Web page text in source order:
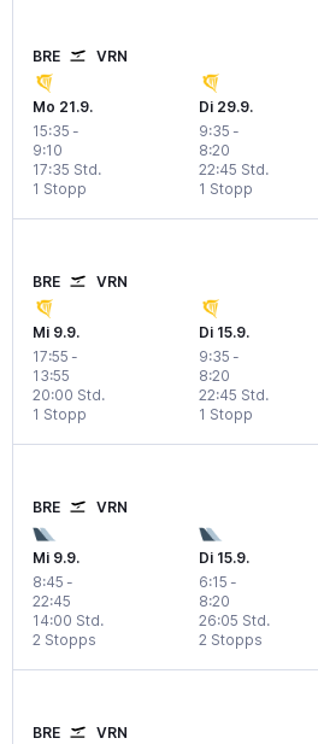
BRE VRN
Mo 21.9.
15:35 -
9:10
1 Stopp
17:35 Std.
Di 29.9.
9:35 -
8:20
1 Stopp
22:45 Std.
BRE VRN
Mi 9.9.
17:55 -
13:55
1 Stopp
20:00 Std.
Di 15.9.
9:35 -
8:20
1 Stopp
22:45 Std.
BRE VRN
Mi 9.9.
8:45 -
22:45
2 Stopps
14:00 Std.
Di 15.9.
6:15 -
8:20
2 Stopps
26:05 Std.
BRE VRN